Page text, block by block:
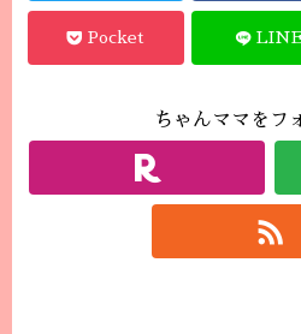
Pocket
ちゃんママをフ